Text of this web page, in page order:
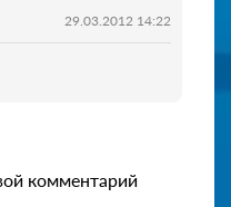
29.03.2012 14:22
комментарий